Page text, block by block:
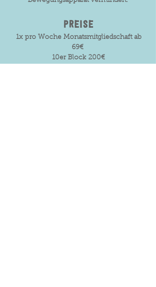
Preise
1x pro Woche Monatsmitgliedschaft ab
69€
10er Block 200€